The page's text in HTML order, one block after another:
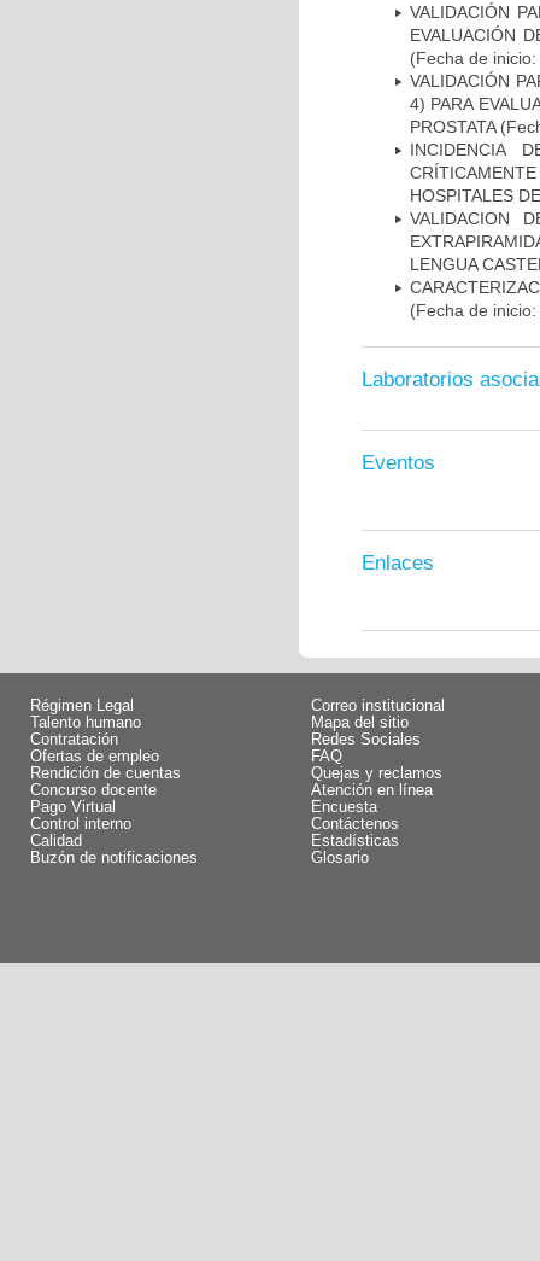
VALIDACIÓN
EVALUACIÓN
(Fecha de
VALIDACIÓN
4) PARA
PROSTATA
INCIDENCIA
HOSPITALES
VALIDACION
LENGUA
(Fecha de
Laboratorios
Eventos
Enlaces
Régimen Legal
Talento humano
Contratación
Ofertas de empleo
Rendición de cuentas
Concurso docente
Pago Virtual
Control interno
Calidad
Buzón de notificaciones
Correo institucional
Mapa del sitio
Redes Sociales
FAQ
Quejas y reclamos
Atención en línea
Encuesta
Contáctenos
Estadísticas
Glosario